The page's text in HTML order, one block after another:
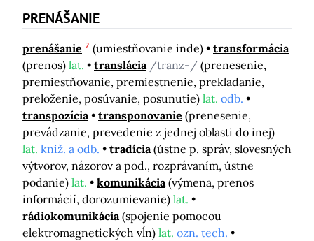
PRENÁŠANIE
prenášanie 2 (umiestňovanie inde)
transformácia
(prenos) lat. translácia /tranz-/ (prenesenie,
premiestňovanie, premiestnenie, prekladanie,
preloženie, posúvanie, posunutie) lat. odb.
transpozícia
transponovanie (prenesenie,
prevádzanie, prevedenie z jednej oblasti do inej)
lat. kniž. a odb. tradícia (ústne p. správ, slovesných
výtvorov, názorov a pod., rozprávaním, ústne
podanie) lat. komunikácia (výmena, prenos
informácií, dorozumievanie) lat.
rádiokomunikácia (spojenie pomocou
elektromagnetických vĺn) lat. ozn. tech.